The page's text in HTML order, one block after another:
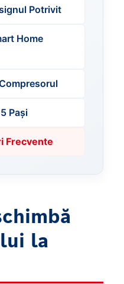
Potrivit
Home
Pași
Frecvente
la